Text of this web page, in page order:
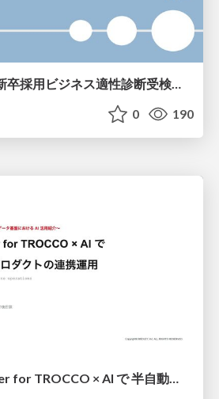
【ALH株式会社】新卒採用ビジネス適性診断受検手引き
0 190
Terraform Provider for TROCCO × AI で 半自動化する複数プロダクトの連携運用 / Semi-Automating Multi-Product Data Integration Ops with the Terraform Provider for TROCCO × AI